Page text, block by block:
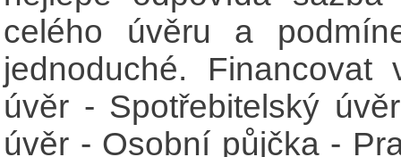
celého úvěru a
jednoduché.
úvěr - Spotřebitelský
úvěr - Osobní půjčka -